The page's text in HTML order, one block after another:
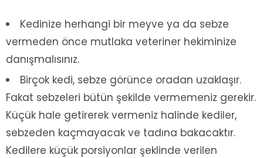
Kedinize herhangi bir meyve ya da sebze
vermeden önce mutlaka veteriner hekiminize
danışmalısınız.
Birçok kedi, sebze görünce oradan uzaklaşır.
Fakat sebzeleri bütün şekilde vermemeniz gerekir.
Küçük hale getirerek vermeniz halinde kediler,
sebzeden kaçmayacak ve tadına bakacaktır.
Kedilere küçük porsiyonlar şeklinde verilen